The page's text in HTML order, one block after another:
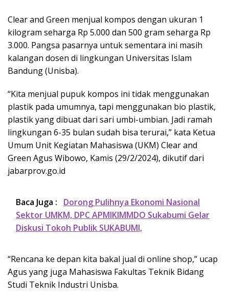
Clear and Green menjual kompos dengan ukuran 1
kilogram seharga Rp 5.000 dan 500 gram seharga Rp
3.000. Pangsa pasarnya untuk sementara ini masih
kalangan dosen di lingkungan Universitas Islam
Bandung (Unisba).
“Kita menjual pupuk kompos ini tidak menggunakan
plastik pada umumnya, tapi menggunakan bio plastik,
plastik yang dibuat dari sari umbi-umbian. Jadi ramah
lingkungan 6-35 bulan sudah bisa terurai,” kata Ketua
Umum Unit Kegiatan Mahasiswa (UKM) Clear and
Green Agus Wibowo, Kamis (29/2/2024), dikutif dari
jabarprov.go.id
Baca Juga :
Dorong Pulihnya Ekonomi Nasional
Sektor UMKM, DPC APMIKIMMDO Sukabumi Gelar
Diskusi Tokoh Publik SUKABUMI,
“Rencana ke depan kita bakal jual di online shop,” ucap
Agus yang juga Mahasiswa Fakultas Teknik Bidang
Studi Teknik Industri Unisba.